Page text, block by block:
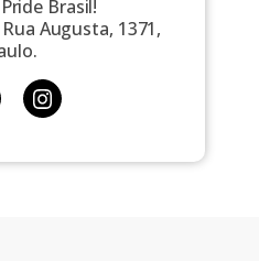
Brasil!
Augusta, 1371,